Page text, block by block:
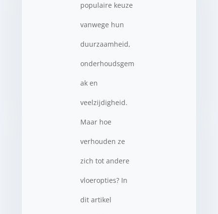
populaire keuze
vanwege hun
duurzaamheid,
onderhoudsgem
ak en
veelzijdigheid.
Maar hoe
verhouden ze
zich tot andere
vloeropties? In
dit artikel